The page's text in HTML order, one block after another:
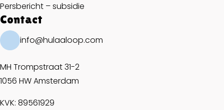
Persbericht – subsidie
Contact
info@hulaaloop.com
MH Trompstraat 31-2
1056 HW Amsterdam
KVK: 89561929